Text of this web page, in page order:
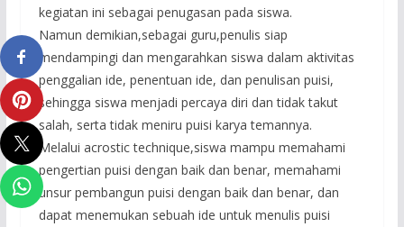
kegiatan ini sebagai penugasan pada siswa.
Namun demikian,sebagai guru,penulis siap
mendampingi dan mengarahkan siswa dalam aktivitas
penggalian ide, penentuan ide, dan penulisan puisi,
sehingga siswa menjadi percaya diri dan tidak takut
salah, serta tidak meniru puisi karya temannya.
Melalui acrostic technique,siswa mampu memahami
pengertian puisi dengan baik dan benar, memahami
unsur pembangun puisi dengan baik dan benar, dan
dapat menemukan sebuah ide untuk menulis puisi